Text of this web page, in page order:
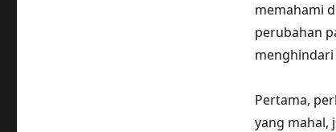
memahami
perubahan
menghindari
Pertama,
yang mahal,